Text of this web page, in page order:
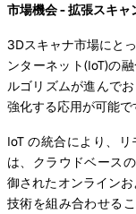
市場機会 - 拡張スキ
3Dスキャナ市場にと
ンターネット(IoT)の
ルゴリズムが進んで
強化する応用が可能で
IoT の統合により、
は、クラウドベース
御されたオンライン
技術を組み合わせる